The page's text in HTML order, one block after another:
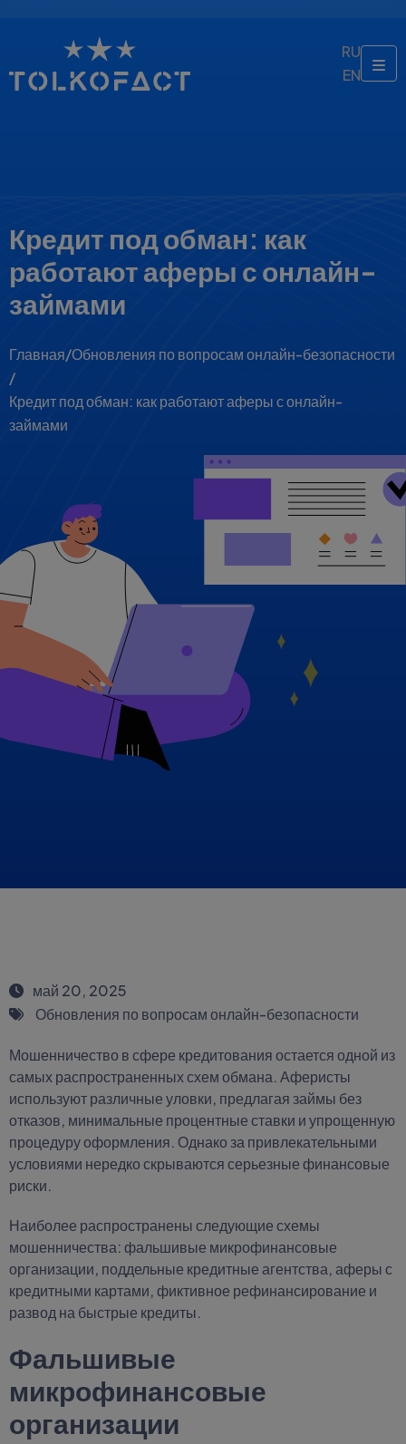
RU
EN
Кредит под обман: как
работают аферы с онлайн-
займами
Главная/Обновления по вопросам онлайн-безопасности
/
Кредит под обман: как работают аферы с онлайн-
займами
май 20, 2025
Обновления по вопросам онлайн-безопасности
Мошенничество в сфере кредитования остается одной из
самых распространенных схем обмана. Аферисты
используют различные уловки, предлагая займы без
отказов, минимальные процентные ставки и упрощенную
процедуру оформления. Однако за привлекательными
условиями нередко скрываются серьезные финансовые
риски.
Наиболее распространены следующие схемы
мошенничества: фальшивые микрофинансовые
организации, поддельные кредитные агентства, аферы с
кредитными картами, фиктивное рефинансирование и
развод на быстрые кредиты.
Фальшивые
микрофинансовые
организации